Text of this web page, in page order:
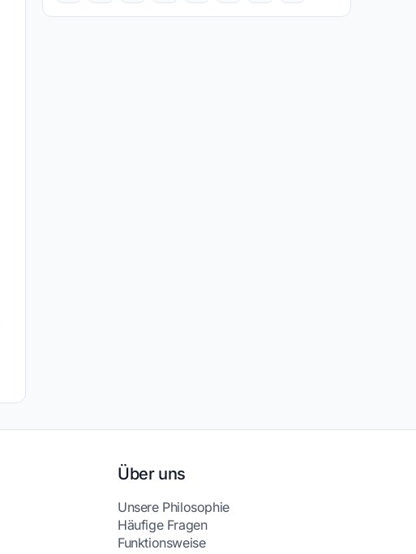
Über uns
Unsere Philosophie
Häufige Fragen
Funktionsweise